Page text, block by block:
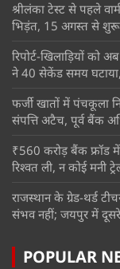
श्रीलंका टेस्ट से पहले
भिड़ंत, 15 अगस्त से शुरू
रिपोर्ट-खिलाड़ियों को
ने 40 सेकेंड समय
फर्जी खातों में पंचकूला
संपत्ति अटैच, पूर्व बैंक
₹560 करोड़ बैंक फ्रॉड
रिश्वत ली, न कोई मनी
राजस्थान के ग्रेड-थर्ड
संभव नहीं; जयपुर में
POPULAR